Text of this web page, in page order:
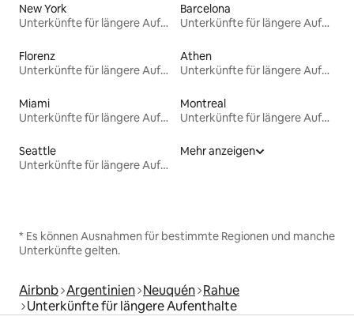
New York
Unterkünfte für längere Aufenthalte
Barcelona
Unterkünfte für längere Aufenthalte
Florenz
Unterkünfte für längere Aufenthalte
Athen
Unterkünfte für längere Aufenthalte
Miami
Unterkünfte für längere Aufenthalte
Montreal
Unterkünfte für längere Aufenthalte
Seattle
Unterkünfte für längere Aufenthalte
Mehr anzeigen
* Es können Ausnahmen für bestimmte Regionen und manche
Unterkünfte gelten.
Airbnb Argentinien Neuquén Rahue
Unterkünfte für längere Aufenthalte